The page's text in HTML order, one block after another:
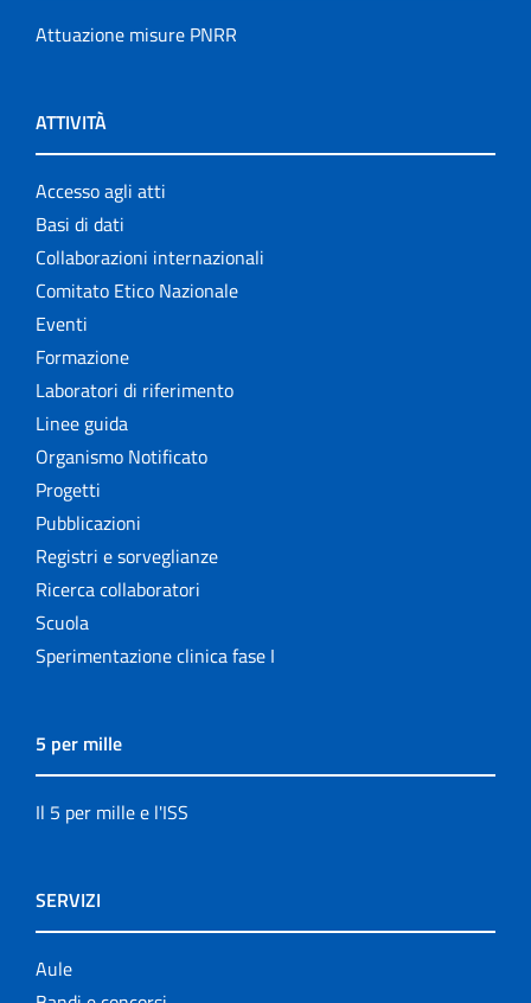
Attuazione misure PNRR
ATTIVITÀ
Accesso agli atti
Basi di dati
Collaborazioni internazionali
Comitato Etico Nazionale
Eventi
Formazione
Laboratori di riferimento
Linee guida
Organismo Notificato
Progetti
Pubblicazioni
Registri e sorveglianze
Ricerca collaboratori
Scuola
Sperimentazione clinica fase I
5 per mille
Il 5 per mille e l'ISS
SERVIZI
Aule